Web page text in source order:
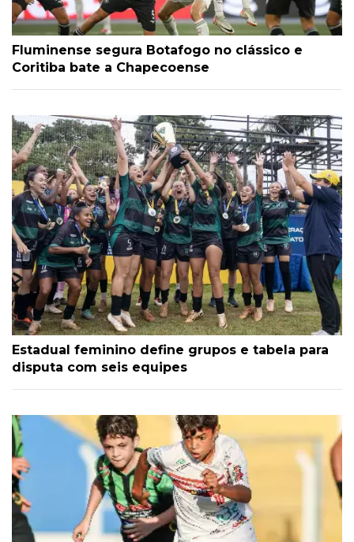
Fluminense segura Botafogo no clássico e
Coritiba bate a Chapecoense
Estadual feminino define grupos e tabela para
disputa com seis equipes